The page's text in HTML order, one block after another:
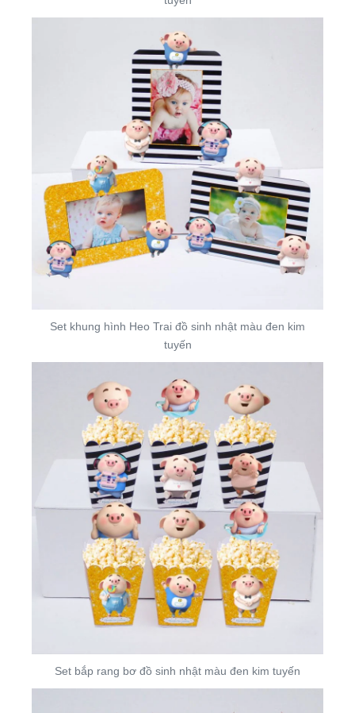
Set khung hình Heo Trai đồ sinh nhật màu đen kim
tuyến
Set bắp rang bơ đồ sinh nhật màu đen kim tuyến